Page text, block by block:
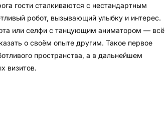
гости сталкиваются с нестандартным
робот, вызывающий улыбку и интерес.
или селфи с танцующим аниматором — всё
о своём опыте другим. Такое первое
пространства, а в дальнейшем
визитов.